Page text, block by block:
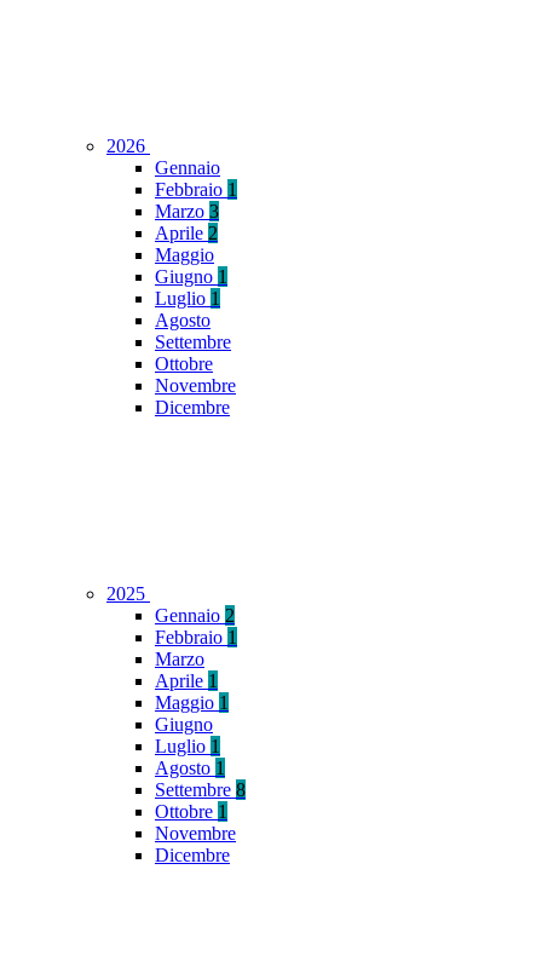
2026
Gennaio
Febbraio 1
Marzo 3
Aprile 2
Maggio
Giugno 1
Luglio 1
Agosto
Settembre
Ottobre
Novembre
Dicembre
2025
Gennaio 2
Febbraio 1
Marzo
Aprile 1
Maggio 1
Giugno
Luglio 1
Agosto 1
Settembre 8
Ottobre 1
Novembre
Dicembre